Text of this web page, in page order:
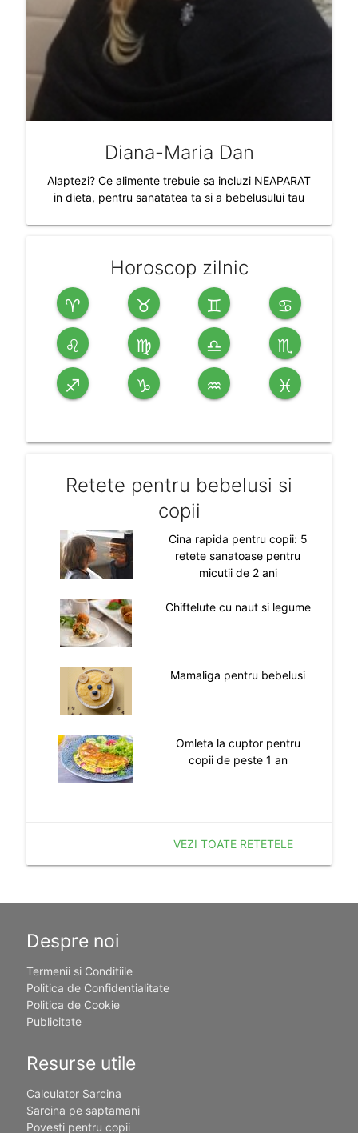
Diana-Maria Dan
Alaptezi? Ce alimente trebuie sa incluzi NEAPARAT
in dieta, pentru sanatatea ta si a bebelusului tau
Horoscop zilnic
♈ ♉ ♊ ♋
♌ ♍ ♎ ♏
♐ ♑ ♒ ♓
Retete pentru bebelusi si
copii
Cina rapida pentru copii: 5
retete sanatoase pentru
micutii de 2 ani
Chiftelute cu naut si legume
Mamaliga pentru bebelusi
Omleta la cuptor pentru
copii de peste 1 an
VEZI TOATE RETETELE
Despre noi
Termenii si Conditiile
Politica de Confidentialitate
Politica de Cookie
Publicitate
Resurse utile
Calculator Sarcina
Sarcina pe saptamani
Povesti pentru copii